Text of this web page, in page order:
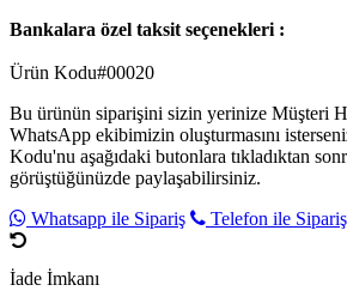
Bankalara özel taksit seçenekleri :
Ürün Kodu#00020
Bu ürünün siparişini sizin yerinize Müşteri
WhatsApp ekibimizin oluşturmasını
Kodu'nu aşağıdaki butonlara tıkladıktan
görüştüğünüzde paylaşabilirsiniz.
Whatsapp ile Sipariş
Telefon ile Sipariş
İade İmkanı